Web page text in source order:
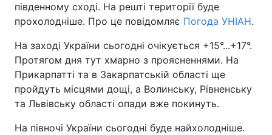
південному сході. На решті території буде
прохолодніше. Про це повідомляє Погода УНІАН.
На заході України сьогодні очікується +15°...+17°.
Протягом дня тут хмарно з проясненнями. На
Прикарпатті та в Закарпатській області ще
пройдуть місцями дощі, а Волинську, Рівненську
та Львівську області опади вже покинуть.
На півночі України сьогодні буде найхолодніше.